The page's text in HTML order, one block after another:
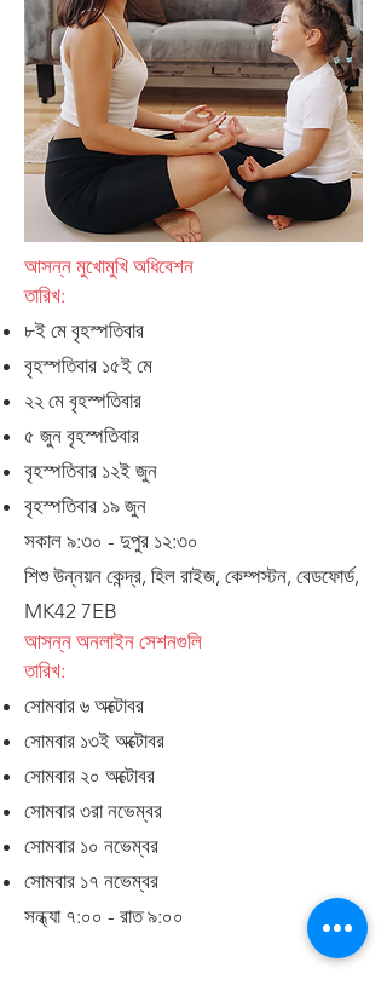
আসন্ন মুখোমুখি অধিবেশন
তারিখ:
৮ই মে বৃহস্পতিবার
বৃহস্পতিবার ১৫ই মে
২২ মে বৃহস্পতিবার
৫ জুন বৃহস্পতিবার
বৃহস্পতিবার ১২ই জুন
বৃহস্পতিবার ১৯ জুন
সকাল ৯:৩০ - দুপুর ১২:৩০
শিশু উন্নয়ন কেন্দ্র, হিল রাইজ, কেম্পস্টন, বেডফোর্ড,
MK42 7EB
আসন্ন অনলাইন সেশনগুলি
তারিখ:
সোমবার ৬ অক্টোবর
সোমবার ১৩ই অক্টোবর
সোমবার ২০ অক্টোবর
সোমবার ৩রা নভেম্বর
সোমবার ১০ নভেম্বর
সোমবার ১৭ নভেম্বর
সন্ধ্যা ৭:০০ - রাত ৯:০০